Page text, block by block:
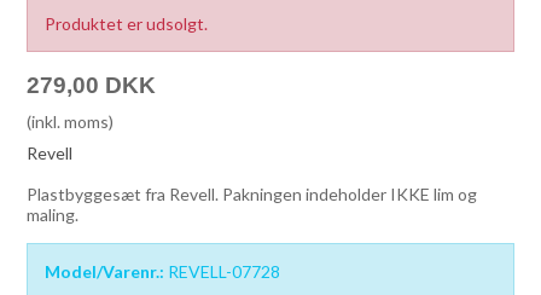
Produktet er udsolgt.
279,00 DKK
(inkl. moms)
Revell
Plastbyggesæt fra Revell. Pakningen indeholder IKKE lim og
maling.
Model/Varenr.: REVELL-07728